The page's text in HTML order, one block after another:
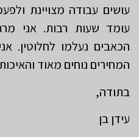
עושים עבודה מצויינת
עומד שעות רבות. אני
הכאבים נעלמו לחלוטין.
המחירים נוחים מאוד
בתודה,
עידן בן